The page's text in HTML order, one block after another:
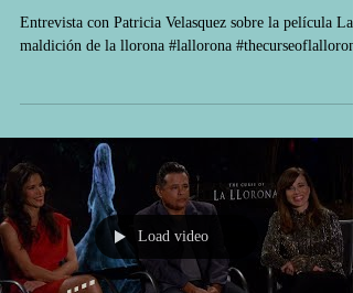
verdadera leyenda
Load video